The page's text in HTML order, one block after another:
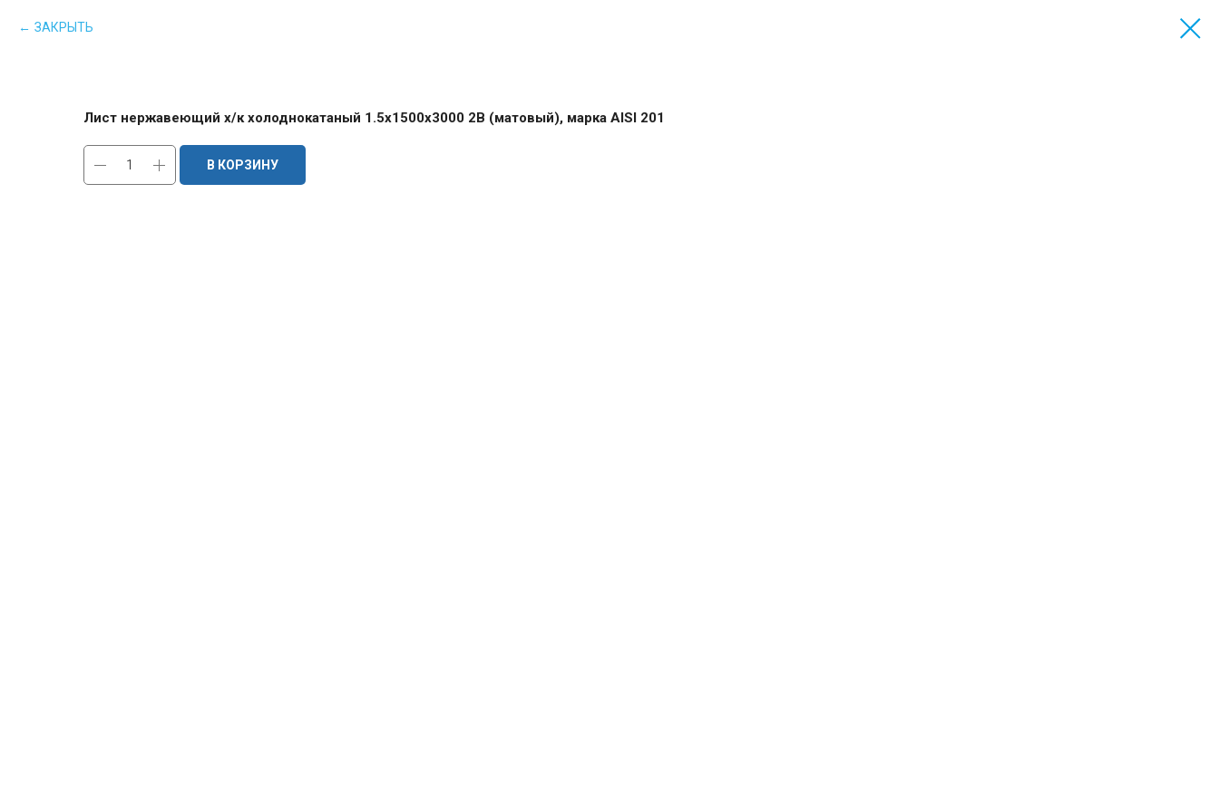
ЗАКРЫТЬ
Лист нержавеющий х/к холоднокатаный 1.5х1500х3000 2B (матовый), марка AISI 201
В КОРЗИНУ